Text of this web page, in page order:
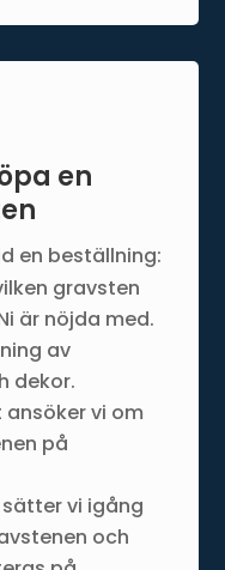
en
en beställning:
gravsten
är nöjda med.
av
dekor.
vi om
på
vi igång
och